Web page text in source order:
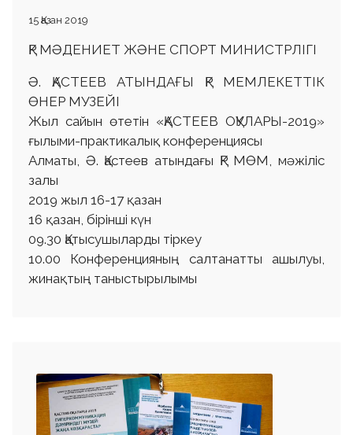
15 Қазан 2019
ҚР МӘДЕНИЕТ ЖӘНЕ СПОРТ МИНИСТРЛІГІ
Ә. ҚАСТЕЕВ АТЫНДАҒЫ ҚР МЕМЛЕКЕТТІК
ӨНЕР МУЗЕЙІ
Жыл сайын өтетін «ҚАСТЕЕВ ОҚУЛАРЫ-2019»
ғылыми-практикалық конференциясы
Алматы, Ә. Қастеев атындағы ҚР МӨМ, мәжіліс
залы
2019 жыл 16-17 қазан
16 қазан, бірінші күн
09.30 Қатысушыларды тіркеу
10.00 Конференцияның салтанатты ашылуы,
жинақтың таныстырылымы